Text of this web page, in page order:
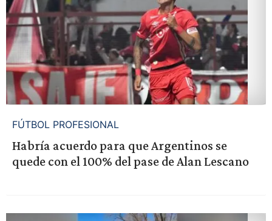
FÚTBOL PROFESIONAL
Habría acuerdo para que Argentinos se
quede con el 100% del pase de Alan Lescano